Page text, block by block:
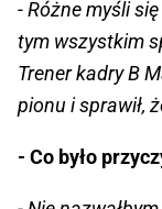
- Różne myśli
tym wszystkim
Trener kadry B
pionu i sprawił,
- Co było